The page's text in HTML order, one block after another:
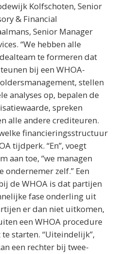
Kolfschoten, Senior
& Financial
Senior Manager
“We hebben alle
te formeren dat
bij een WHOA-
stellen
analyses op, bepalen de
spreken
alle andere crediteuren.
financieringsstructuur
tijdperk. “En”, voegt
aan toe, “we managen
ondernemer zelf.” Een
de WHOA is dat partijen
fase onderling uit
er dan niet uitkomen,
een WHOA procedure
starten. “Uiteindelijk”,
een rechter bij twee-